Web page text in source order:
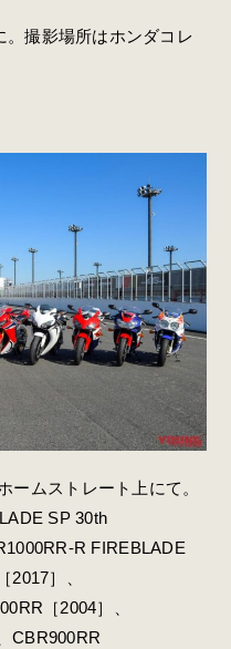
。撮影場所はホンダコレ
ームストレート上にて。
SP 30th
R FIREBLADE
2017］、
［2004］、
CBR900RR